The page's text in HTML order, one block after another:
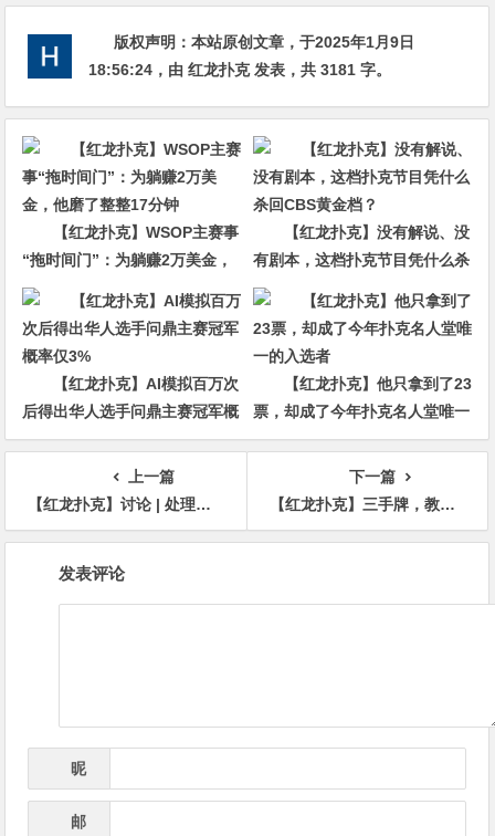
版权声明：本站原创文章，于2025年1月9日
18:56:24 ，由红龙扑克发表，共 3181 字。
【红龙扑克】WSOP主赛事
“拖时间门”：为躺赚2万美金，
他磨了整整17分钟
【红龙扑克】没有解说、没
有剧本，这档扑克节目凭什么杀
回CBS黄金档？
【红龙扑克】AI模拟百万次
后得出华人选手问鼎主赛冠军概
率仅3%
【红龙扑克】他只拿到了23
票，却成了今年扑克名人堂唯一
的入选者
上一篇
【红龙扑克】讨论 | 处理日常游戏中频繁出现的情况的能力，决定了玩家长期的利润
下一篇
【红龙扑克】三手牌，教你抓住下注尺度的马脚盈利
发表评论
昵
邮